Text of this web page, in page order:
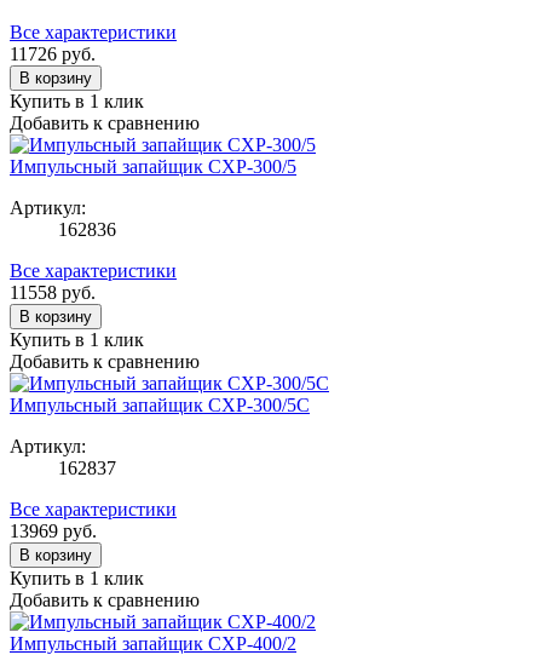
Все характеристики
11726 руб.
В корзину
Купить в 1 клик
Добавить к сравнению
Импульсный запайщик CXP-300/5
Артикул:
162836
Все характеристики
11558 руб.
В корзину
Купить в 1 клик
Добавить к сравнению
Импульсный запайщик CXP-300/5C
Артикул:
162837
Все характеристики
13969 руб.
В корзину
Купить в 1 клик
Добавить к сравнению
Импульсный запайщик CXP-400/2